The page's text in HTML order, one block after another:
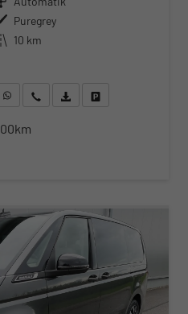
Außenfarbe Puregrey
Kilometerstand 10 km
WhatsApp anfragen
Wir rufen Sie anFahrzeugexposé (PDF)
Fahrzeug parken